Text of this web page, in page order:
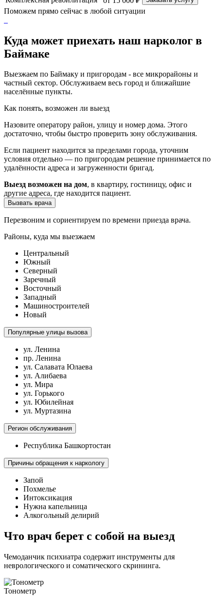
Поможем прямо сейчас в любой ситуации
Куда может приехать наш нарколог в
Баймаке
Выезжаем по Баймаку и пригородам - все микрорайоны и
частный сектор. Обслуживаем весь город и ближайшие
населённые пункты.
Как понять, возможен ли выезд
Назовите оператору район, улицу и номер дома. Этого
достаточно, чтобы быстро проверить зону обслуживания.
Если пациент находится за пределами города, уточним
условия отдельно — по пригородам решение принимается по
удалённости адреса и загруженности бригад.
Выезд возможен на дом, в квартиру, гостиницу, офис и
другие адреса, где находится пациент.
Вызвать врача
Перезвоним и сориентируем по времени приезда врача.
Районы, куда мы выезжаем
Центральный
Южный
Северный
Заречный
Восточный
Западный
Машиностроителей
Новый
Популярные улицы вызова
ул. Ленина
пр. Ленина
ул. Салавата Юлаева
ул. Алибаева
ул. Мира
ул. Горького
ул. Юбилейная
ул. Муртазина
Регион обслуживания
Республика Башкортостан
Причины обращения к наркологу
Запой
Похмелье
Интоксикация
Нужна капельница
Алкогольный делирий
Что врач берет с собой на выезд
Чемоданчик психиатра содержит инструменты для
неврологического и соматического скрининга.
Тонометр